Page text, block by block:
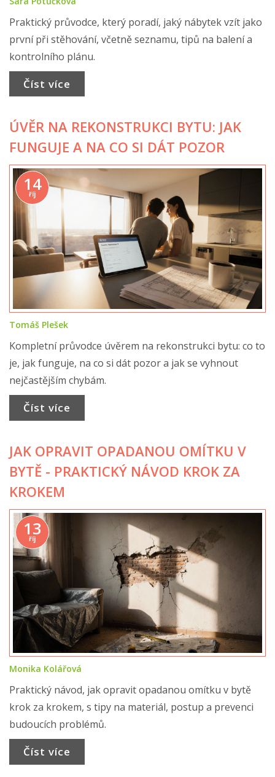
Praktický průvodce, který poradí, jaký nábytek vzít jako
první při stěhování, včetně seznamu, tipů na balení a
kontrolního plánu.
Číst více
ÚVĚR NA REKONSTRUKCI BYTU: JAK
FUNGUJE A NA CO SI DÁT POZOR
14
říj
Tomáš Plešek
Kompletní průvodce úvěrem na rekonstrukci bytu: co to
je, jak funguje, na co si dát pozor a jak se vyhnout
nejčastějším chybám.
Číst více
JAK OPRAVIT OPADANOU OMÍTKU V
BYTĚ - PRAKTICKÝ NÁVOD KROK ZA
KROKEM
13
říj
Monika Kolářová
Praktický návod, jak opravit opadanou omítku v bytě
krok za krokem, s tipy na materiál, postup a prevenci
budoucích problémů.
Číst více